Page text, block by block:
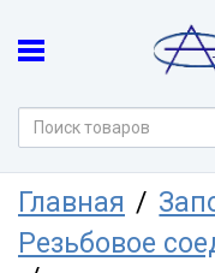
Главная
Резьбовое